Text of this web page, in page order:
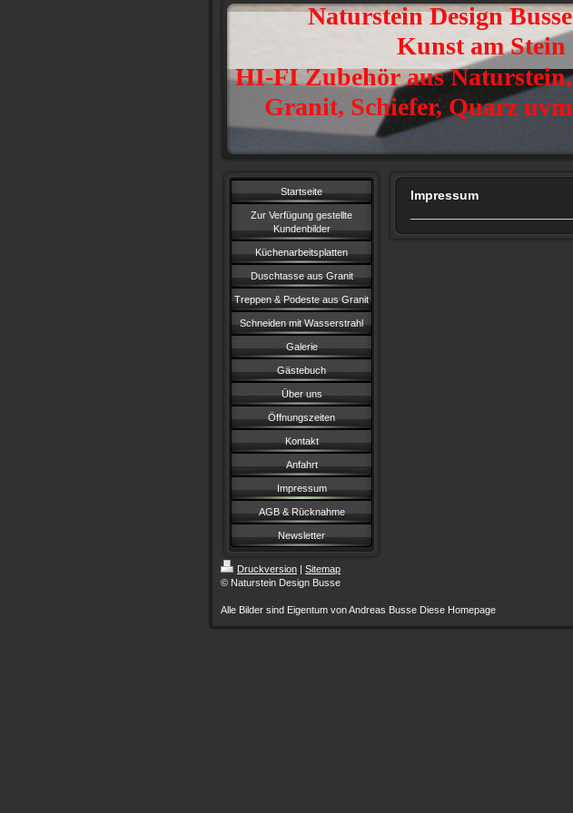
Naturstein Design Busse
Kunst am Stein
HI-FI Zubehör aus Naturstein,
Granit, Schiefer, Quarz uvm
Startseite
Zur Verfügung gestellte
Kundenbilder
Küchenarbeitsplatten
Duschtasse aus Granit
Treppen & Podeste aus Granit
Schneiden mit Wasserstrahl
Galerie
Gästebuch
Über uns
Öffnungszeiten
Kontakt
Anfahrt
Impressum
AGB & Rücknahme
Newsletter
Impressum
Druckversion | Sitemap
© Naturstein Design Busse
Alle Bilder sind Eigentum von Andreas Busse Diese Homepage